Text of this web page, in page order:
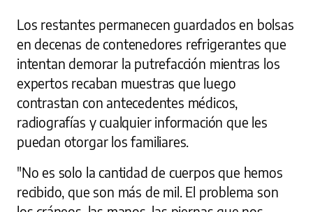
Los restantes permanecen guardados en bolsas
en decenas de contenedores refrigerantes que
intentan demorar la putrefacción mientras los
expertos recaban muestras que luego
contrastan con antecedentes médicos,
radiografías y cualquier información que les
puedan otorgar los familiares.
"No es solo la cantidad de cuerpos que hemos
recibido, que son más de mil. El problema son